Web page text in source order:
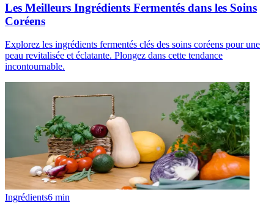
Les Meilleurs Ingrédients Fermentés dans les Soins
Coréens
Explorez les ingrédients fermentés clés des soins coréens pour une
peau revitalisée et éclatante. Plongez dans cette tendance
incontournable.
Ingrédients6 min